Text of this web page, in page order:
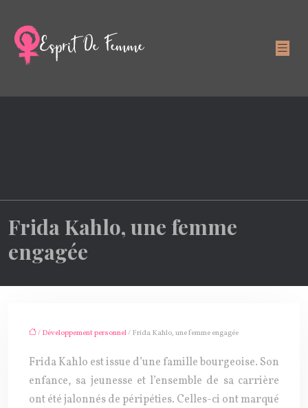
Frida Kahlo, une femme
engagée
/ Développement personnel/ Frida Kahlo, une femme engagée
Frida Kahlo est issue d’une famille bourgeoise. Son
enfance, sa jeunesse et l’ensemble de sa carrière
ont été jalonnés de péripéties. Celles-ci ont marqué